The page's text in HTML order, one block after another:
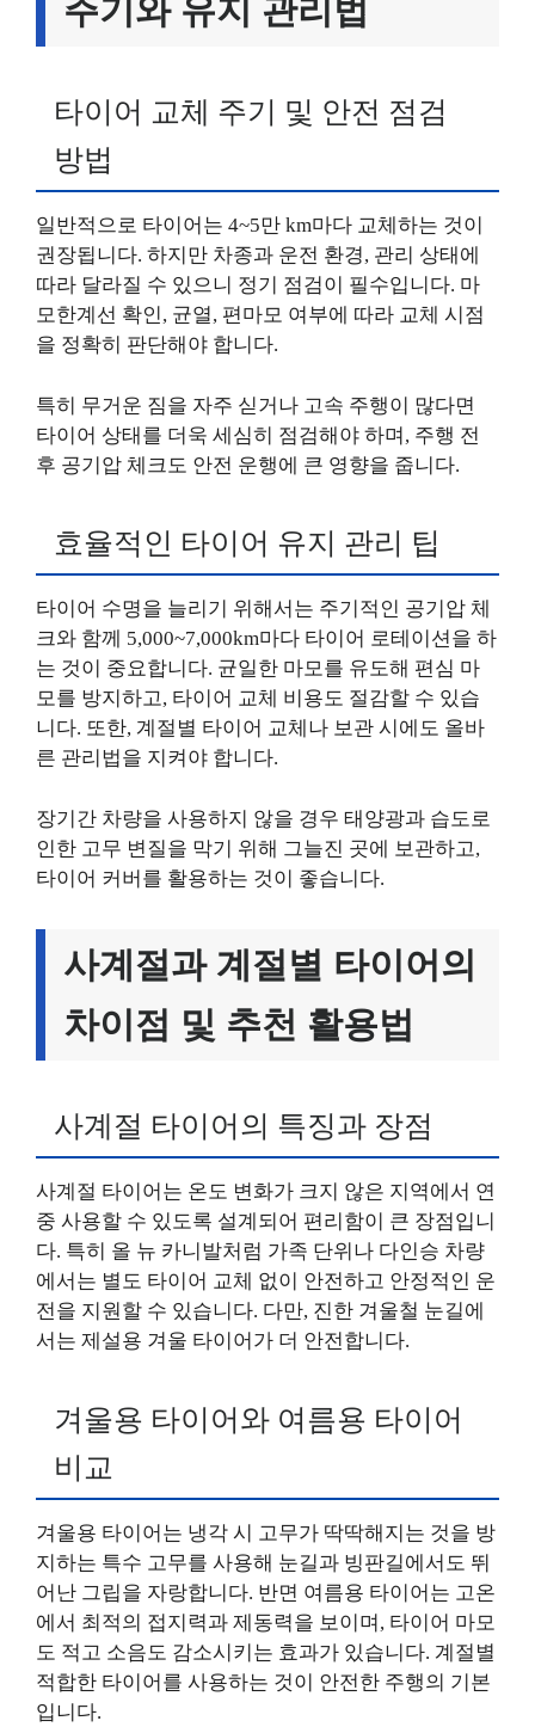
주기와 유지 관리법
타이어 교체 주기 및 안전 점검
방법
일반적으로 타이어는 4~5만 km마다 교체하는 것이
권장됩니다. 하지만 차종과 운전 환경, 관리 상태에
따라 달라질 수 있으니 정기 점검이 필수입니다. 마
모한계선 확인, 균열, 편마모 여부에 따라 교체 시점
을 정확히 판단해야 합니다.
특히 무거운 짐을 자주 싣거나 고속 주행이 많다면
타이어 상태를 더욱 세심히 점검해야 하며, 주행 전
후 공기압 체크도 안전 운행에 큰 영향을 줍니다.
효율적인 타이어 유지 관리 팁
타이어 수명을 늘리기 위해서는 주기적인 공기압 체
크와 함께 5,000~7,000km마다 타이어 로테이션을 하
는 것이 중요합니다. 균일한 마모를 유도해 편심 마
모를 방지하고, 타이어 교체 비용도 절감할 수 있습
니다. 또한, 계절별 타이어 교체나 보관 시에도 올바
른 관리법을 지켜야 합니다.
장기간 차량을 사용하지 않을 경우 태양광과 습도로
인한 고무 변질을 막기 위해 그늘진 곳에 보관하고,
타이어 커버를 활용하는 것이 좋습니다.
사계절과 계절별 타이어의
차이점 및 추천 활용법
사계절 타이어의 특징과 장점
사계절 타이어는 온도 변화가 크지 않은 지역에서 연
중 사용할 수 있도록 설계되어 편리함이 큰 장점입니
다. 특히 올 뉴 카니발처럼 가족 단위나 다인승 차량
에서는 별도 타이어 교체 없이 안전하고 안정적인 운
전을 지원할 수 있습니다. 다만, 진한 겨울철 눈길에
서는 제설용 겨울 타이어가 더 안전합니다.
겨울용 타이어와 여름용 타이어
비교
겨울용 타이어는 냉각 시 고무가 딱딱해지는 것을 방
지하는 특수 고무를 사용해 눈길과 빙판길에서도 뛰
어난 그립을 자랑합니다. 반면 여름용 타이어는 고온
에서 최적의 접지력과 제동력을 보이며, 타이어 마모
도 적고 소음도 감소시키는 효과가 있습니다. 계절별
적합한 타이어를 사용하는 것이 안전한 주행의 기본
입니다.